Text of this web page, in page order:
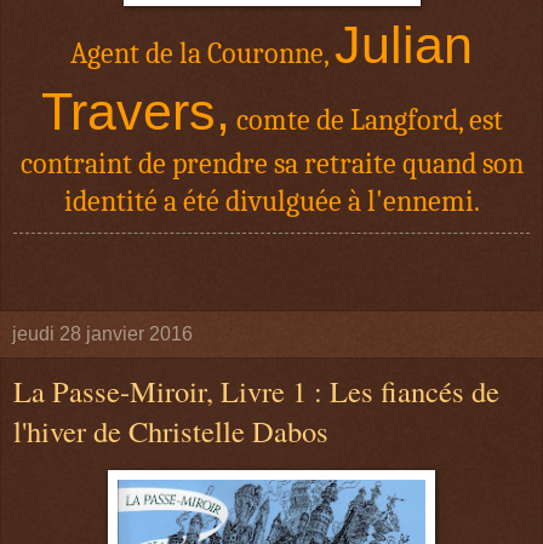
Agent de la Couronne, Julian
Travers, comte de Langford, est
contraint de prendre sa retraite quand son
identité a été divulguée à l'ennemi.
jeudi 28 janvier 2016
La Passe-Miroir, Livre 1 : Les fiancés de
l'hiver de Christelle Dabos